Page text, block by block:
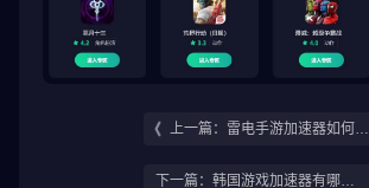
上一篇：雷电手游加速器如何下
下一篇：韩国游戏加速器有哪些